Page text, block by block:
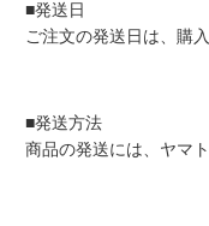
■発送日
ご注文の発送日は、購
■発送方法
商品の発送には、ヤマ